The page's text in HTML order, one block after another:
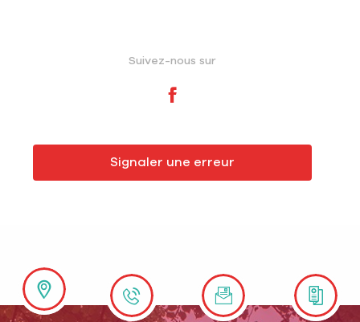
Suivez-nous sur
Signaler une erreur